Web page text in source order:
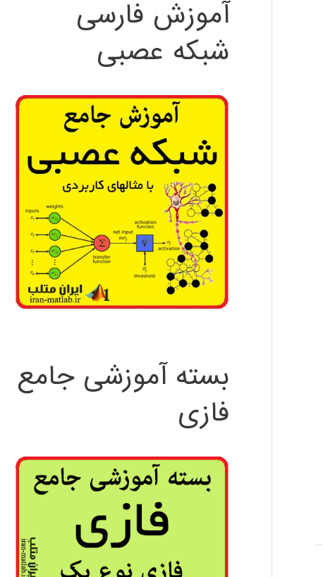
آموزش فارسی
شبکه عصبی
بسته آموزشی جامع
فازی